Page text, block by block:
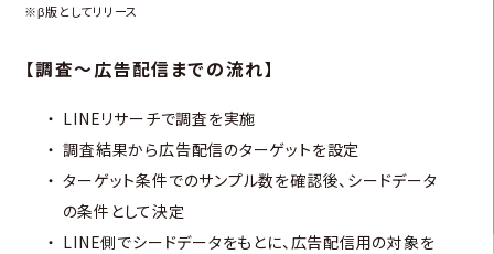
※β版としてリリース
【調査～広告配信までの流れ】
LINEリサーチで調査を実施
調査結果から広告配信のターゲットを設定
ターゲット条件でのサンプル数を確認後、シードデータ
の条件として決定
LINE側でシードデータをもとに、広告配信用の対象を